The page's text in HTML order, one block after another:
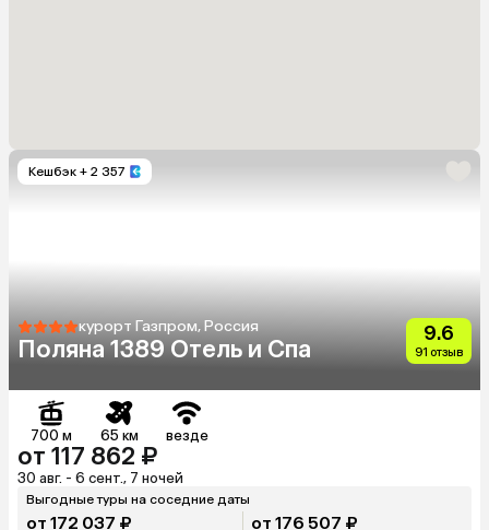
Кешбэк + 2 357
курорт Газпром, Россия
Поляна 1389 Отель и Спа
9.6
91 отзыв
700 м 65 км везде
от 117 862 ₽
30 авг. - 6 сент., 7 ночей
Выгодные туры на соседние даты
от 172 037 ₽ от 176 507 ₽